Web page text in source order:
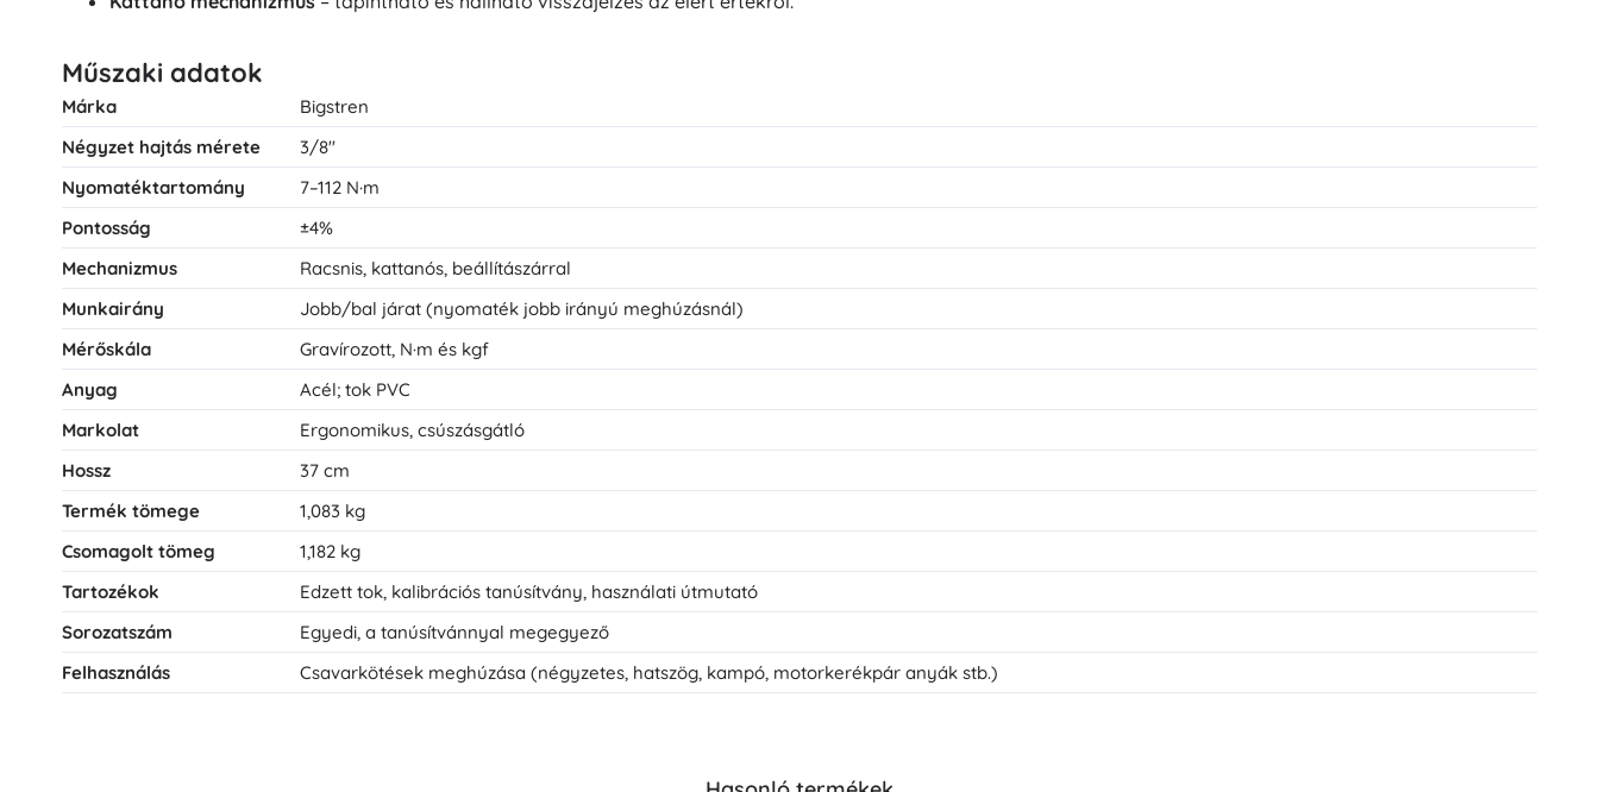
Műszaki adatok
Márka
Bigstren
Négyzet hajtás mérete
3/8"
Nyomatéktartomány
7–112 N·m
Pontosság
±4%
Mechanizmus
Racsnis, kattanós, beállítászárral
Munkairány
Jobb/bal járat (nyomaték jobb irányú meghúzásnál)
Mérőskála
Gravírozott, N·m és kgf
Anyag
Acél; tok PVC
Markolat
Ergonomikus, csúszásgátló
Hossz
37 cm
Termék tömege
1,083 kg
Csomagolt tömeg
1,182 kg
Tartozékok
Edzett tok, kalibrációs tanúsítvány, használati útmutató
Sorozatszám
Egyedi, a tanúsítvánnyal megegyező
Felhasználás
Csavarkötések meghúzása (négyzetes, hatszög, kampó, motorkerékpár anyák stb.)